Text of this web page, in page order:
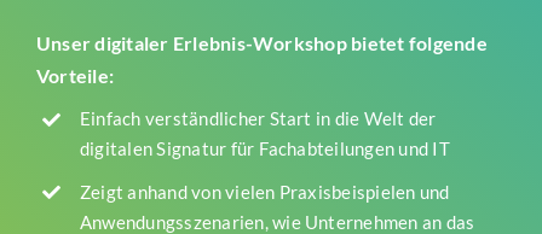
Unser digitaler Erlebnis-Workshop bietet folgende
Vorteile:
Einfach verständlicher Start in die Welt der
digitalen Signatur für Fachabteilungen und IT
Zeigt anhand von vielen Praxisbeispielen und
Anwendungsszenarien, wie Unternehmen an das